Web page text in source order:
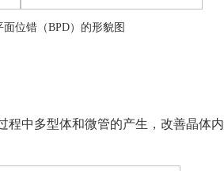
位错（BPD）的形貌图
程中多型体和微管的产生，改善晶体内